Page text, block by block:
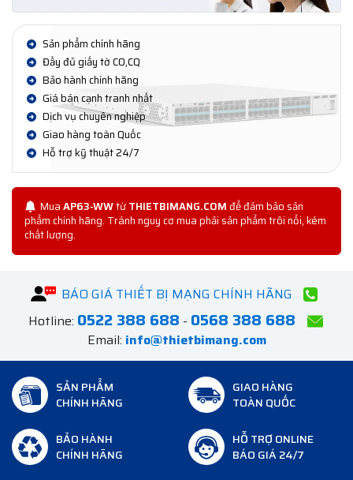
Sản phẩm chính hãng
Đầy đủ giấy tờ CO,CQ
Bảo hành chính hãng
Giá bán cạnh tranh nhất
Dịch vụ chuyên nghiệp
Giao hàng toàn Quốc
Hỗ trợ kỹ thuật 24/7
MuaAP63-WWtừTHIETBIMANG.COMđể đảm bảo sản
phẩm chính hãng. Tránh nguy cơ mua phải sản phẩm trôi nổi, kém
chất lượng.
BÁO GIÁ THIẾT BỊ MẠNG CHÍNH HÃNG
Hotline: 0522 388 688 - 0568 388 688
Email: info@thietbimang.com
SẢN PHẨM
CHÍNH HÃNG
GIAO HÀNG
TOÀN QUỐC
BẢO HÀNH
CHÍNH HÃNG
HỖ TRỢ ONLINE
BÁO GIÁ 24/7